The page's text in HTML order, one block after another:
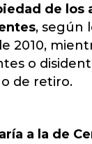
de los
, según
2010,
o
de retiro.
a la de